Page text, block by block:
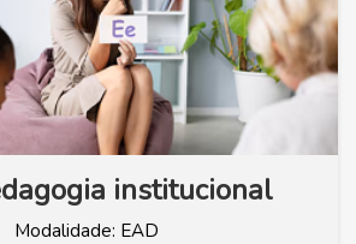
institucional
Modalidade: EAD